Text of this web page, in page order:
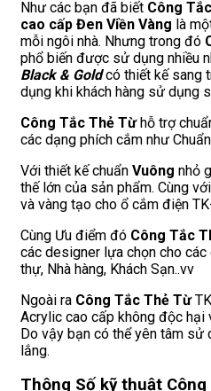
Như các bạn đã biết Công
cao cấp Đen Viền Vàng là
mỗi ngôi nhà. Nhưng trong đó
phổ biến được sử dụng nhiều
Black & Goldcó thiết kế sang
dụng khi khách hàng sử dụng
Công Tắc Thẻ Từhỗ trợ
các dạng phích cắm như
Với thiết kế chuẩn Vuông nhỏ
thế lớn của sản phẩm. Cùng
và vàng tạo cho ổ cắm điện
Cùng Ưu điểm đó Công Tắc
các designer lựa chọn cho
thự, Nhà hàng, Khách Sạn..vv
Ngoài ra Công Tắc Thẻ Từ
Acrylic cao cấp không độc hại
Do vậy bạn có thể yên tâm sử
lắng.
Thông Số kỹ thuật